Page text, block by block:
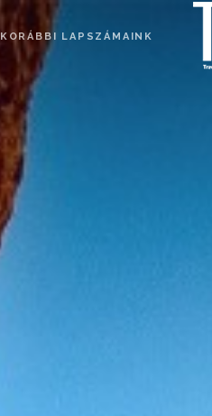
KORÁBBI LAPSZÁMAINK